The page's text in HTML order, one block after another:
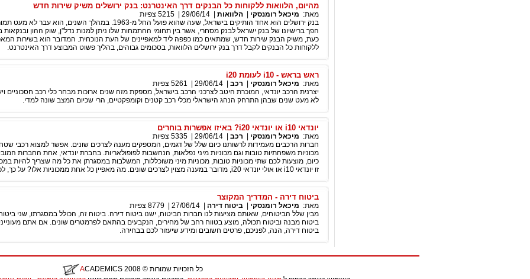
מהיום, הלוואות ללקוחות כל הבנקים דרך האינטרנט: בנק ירושלים משיק שירות חדש
מאת: מיכאל רומנסקי הלוואות 29/06/14
5215 צפיות
הפך ברישיונו של בנק ישראל לבנק מסחרי, אשר בין תחומי ההתמחות שלו ניתן למנות נדל''ן, שוק ההון ובנקאות
כעת, משיק הבנק שירות חדש, שמתאים כמו כפפה ליד למאפיינים של העת הנוכחית. המדובר הוא בשירות
ללקוחות כל הבנקים לקבל דרך בנק ירושלים הלוואות, בסכומים גבוהים, בהליך פשוט המבוצע דרך האינטרנט.
ראש בראש - i10 לעומת i20
מאת: מיכאל רומנסקי רכב 29/06/14
5261 צפיות
יצרנית הרכב יונדאי, המוכרת היטב לצרכני הרכב בישראל, מספקת מזה שנים ארוכות מבחר כלי רכב חסכוניים
לא מעט שנים שבהן התרחק הנהג הישראלי מכלי רכב קטנים וקומפקטיים, הרי שכיום המצב שונה למדי.
יונדאי i10 או יונדאי i20? באיזו אפשרות בוחרים
מאת: מיכאל רומנסקי רכב 29/06/14
5335 צפיות
חברות הרכבים מעמידות לרשותנו כיום שלל של דגמים, המספקים מענה לצרכים שונים. אפשר למצוא רכבי שטח
מכוניות משפחתיות טובות וגם מכוניות מיני נפלאות, הנחשבות לפופולאריות. בחברת יונדאי, אחת החברות
כיום, מוצעות לכם שתי מכוניות טובות, מכוניות מיני משוכללות, המשלבות במסגרתן את כל מה שצריך להיות
זו יונדאי i10 או אולי יונדאי i20, מדובר במענה מצוין לצרכים שונים. מה מאפיין כל אחת ממכוניות אלו? על כך, לפניכם.
ביטוח דירה - המדריך המקוצר
מאת: מיכאל רומנסקי ביטוח דירה 27/06/14
8779 צפיות
מבין שלל הביטוחים, שאותם מציעות לנו חברות הביטוח, ישנו ביטוח דירה. ביטוח זה, הכולל במסגרתו, שני
ביטוח מבנה וביטוח תכולה, מוצע בטווח רחב של מחירים, הנקבעים בהתאם לפרמטרים שונים. אם אתם
ביטוח דירה, הנה, לפניכם, פרטים חשובים ומידע שיעזור לכם בבחירה.
כל הזכויות שמורות © 2008
ACADEMICS